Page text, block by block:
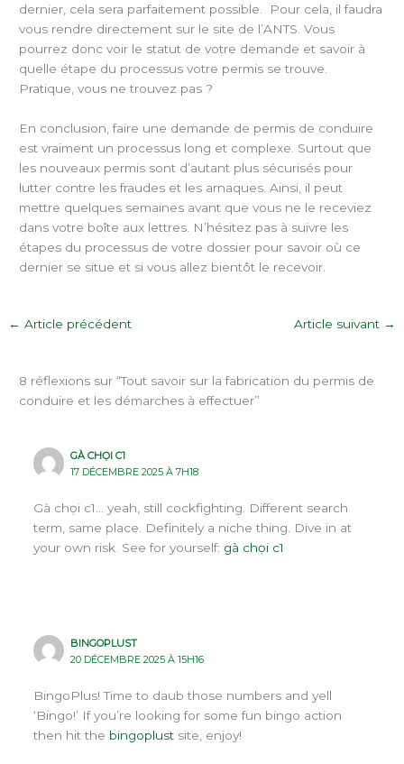
dernier, cela sera parfaitement possible. Pour cela, il faudra
vous rendre directement sur le site de l’ANTS. Vous
pourrez donc voir le statut de votre demande et savoir à
quelle étape du processus votre permis se trouve.
Pratique, vous ne trouvez pas ?
En conclusion, faire une demande de permis de conduire
est vraiment un processus long et complexe. Surtout que
les nouveaux permis sont d’autant plus sécurisés pour
lutter contre les fraudes et les arnaques. Ainsi, il peut
mettre quelques semaines avant que vous ne le receviez
dans votre boîte aux lettres. N’hésitez pas à suivre les
étapes du processus de votre dossier pour savoir où ce
dernier se situe et si vous allez bientôt le recevoir.
← Article précédent Article suivant →
8 réflexions sur “Tout savoir sur la fabrication du permis de
conduire et les démarches à effectuer”
GÀ CHỌI C1
17 DÉCEMBRE 2025 À 7H18
Gà chọi c1… yeah, still cockfighting. Different search
term, same place. Definitely a niche thing. Dive in at
your own risk. See for yourself: gà chọi c1
BINGOPLUST
20 DÉCEMBRE 2025 À 15H16
BingoPlus! Time to daub those numbers and yell
‘Bingo!’ If you’re looking for some fun bingo action
then hit the bingoplustsite, enjoy!